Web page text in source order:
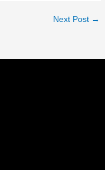
Next Post →